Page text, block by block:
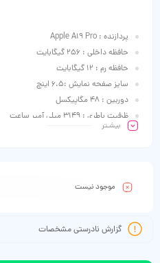
پردازنده : Apple A19 Pro
حافظه داخلی : 256 گیگابایت
حافظه رم : 12 گیگابایت
سایز صفحه نمایش :6.5 اینچ
دوربین : 48 مگاپیکسل
ظرفیت باطری : 3149 میلی آمپر ساعت
بیشـتر
موجود نیست
گزارش نادرستی مشخصات